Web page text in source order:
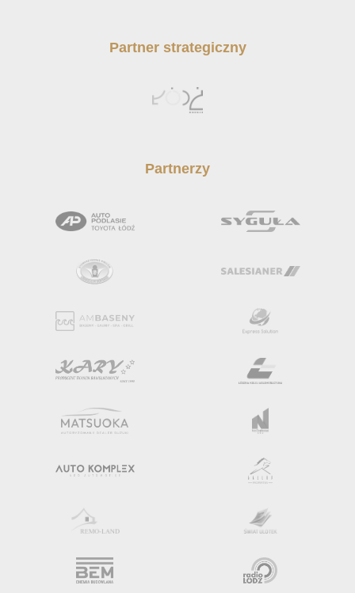
Partner strategiczny
Partnerzy